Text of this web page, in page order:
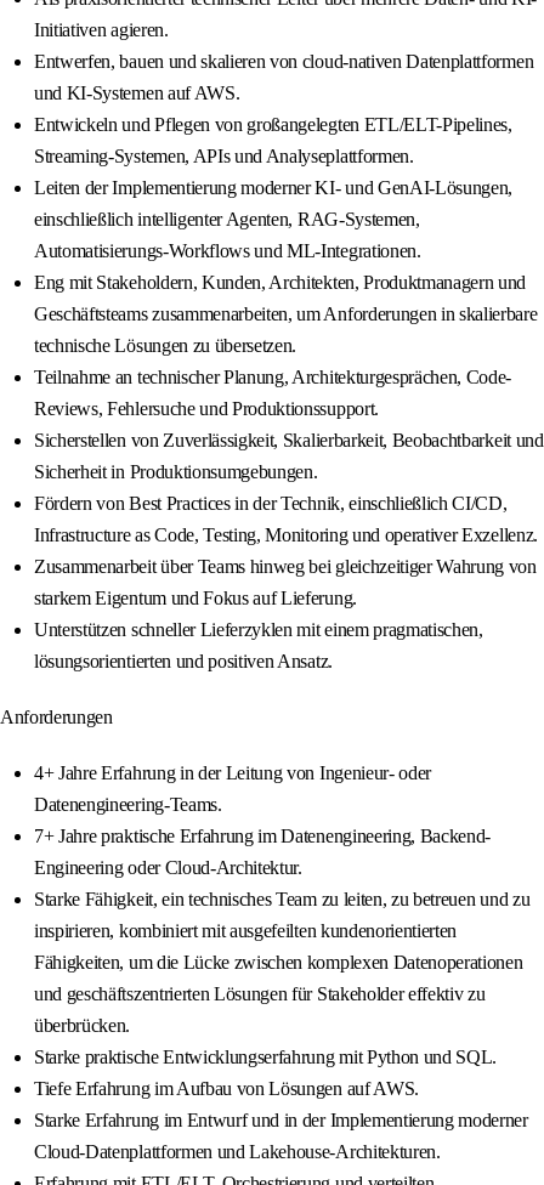
Initiativen agieren.
Entwerfen, bauen und skalieren von cloud-nativen Datenplattformen
und KI-Systemen auf AWS.
Entwickeln und Pflegen von großangelegten ETL/ELT-Pipelines,
Streaming-Systemen, APIs und Analyseplattformen.
Leiten der Implementierung moderner KI- und GenAI-Lösungen,
einschließlich intelligenter Agenten, RAG-Systemen,
Automatisierungs-Workflows und ML-Integrationen.
Eng mit Stakeholdern, Kunden, Architekten, Produktmanagern und
Geschäftsteams zusammenarbeiten, um Anforderungen in skalierbare
technische Lösungen zu übersetzen.
Teilnahme an technischer Planung, Architekturgesprächen, Code-
Reviews, Fehlersuche und Produktionssupport.
Sicherstellen von Zuverlässigkeit, Skalierbarkeit, Beobachtbarkeit und
Sicherheit in Produktionsumgebungen.
Fördern von Best Practices in der Technik, einschließlich CI/CD,
Infrastructure as Code, Testing, Monitoring und operativer Exzellenz.
Zusammenarbeit über Teams hinweg bei gleichzeitiger Wahrung von
starkem Eigentum und Fokus auf Lieferung.
Unterstützen schneller Lieferzyklen mit einem pragmatischen,
lösungsorientierten und positiven Ansatz.
Anforderungen
4+ Jahre Erfahrung in der Leitung von Ingenieur- oder
Datenengineering-Teams.
7+ Jahre praktische Erfahrung im Datenengineering, Backend-
Engineering oder Cloud-Architektur.
Starke Fähigkeit, ein technisches Team zu leiten, zu betreuen und zu
inspirieren, kombiniert mit ausgefeilten kundenorientierten
Fähigkeiten, um die Lücke zwischen komplexen Datenoperationen
und geschäftszentrierten Lösungen für Stakeholder effektiv zu
überbrücken.
Starke praktische Entwicklungserfahrung mit Python und SQL.
Tiefe Erfahrung im Aufbau von Lösungen auf AWS.
Starke Erfahrung im Entwurf und in der Implementierung moderner
Cloud-Datenplattformen und Lakehouse-Architekturen.